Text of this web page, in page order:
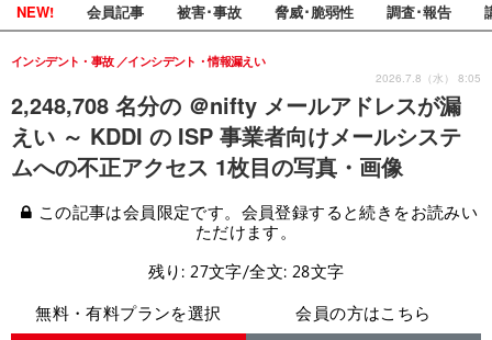
NEW! 会員記事 被害･事故 脅威･脆弱性 調査･報告
2,248,708 名分の ＠nifty メールアドレスが漏
えい ～ KDDI の ISP 事業者向けメールシステ
ムへの不正アクセス 1枚目の写真・画像
インシデント・事故 インシデント・情報漏えい
2026.7.8（水） 8:05
この記事は会員限定です。会員登録すると続きをお読みい
ただけます。
残り: 27文字/全文: 28文字
無料・有料プランを選択
会員の方はこちら